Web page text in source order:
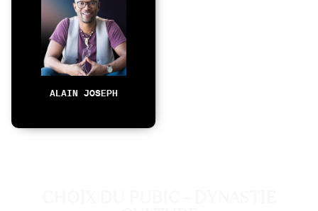
ALAIN JOSEPH